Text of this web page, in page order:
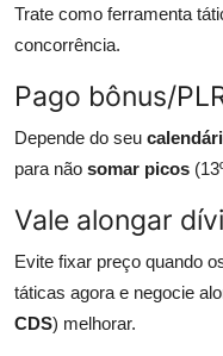
Trate como ferramenta
concorrência.
Pago bônus/
Depende do seu
para não somar picos
Vale alongar
Evite fixar preço quando
táticas agora e negocie
CDS) melhorar.